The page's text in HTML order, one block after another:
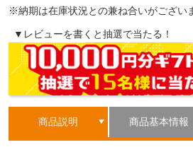
※納期は在庫状況との兼ね合いがござい
▼レビューを書くと抽選で当たる！
商品説明 商品基本情報